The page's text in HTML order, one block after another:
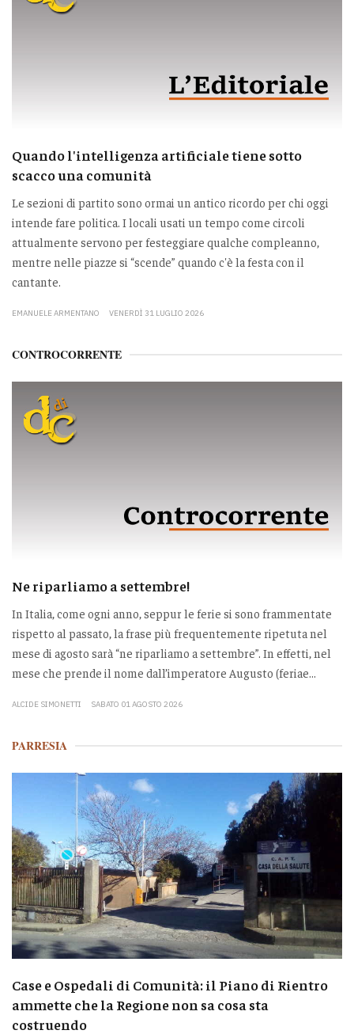
Quando l'intelligenza artificiale tiene sotto
scacco una comunità
Le sezioni di partito sono ormai un antico ricordo per chi oggi
intende fare politica. I locali usati un tempo come circoli
attualmente servono per festeggiare qualche compleanno,
mentre nelle piazze si “scende” quando c'è la festa con il
cantante.
EMANUELE ARMENTANO VENERDÌ 31 LUGLIO 2026
CONTROCORRENTE
Ne riparliamo a settembre!
In Italia, come ogni anno, seppur le ferie si sono frammentate
rispetto al passato, la frase più frequentemente ripetuta nel
mese di agosto sarà “ne riparliamo a settembre”. In effetti, nel
mese che prende il nome dall’imperatore Augusto (feriae...
ALCIDE SIMONETTI SABATO 01 AGOSTO 2026
PARRESIA
Case e Ospedali di Comunità: il Piano di Rientro
ammette che la Regione non sa cosa sta
costruendo